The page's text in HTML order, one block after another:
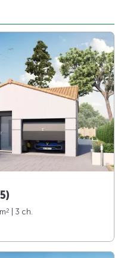
2
| 3 ch.